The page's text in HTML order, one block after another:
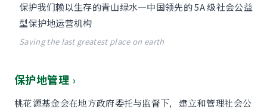
保护我们赖以生存的青山绿水—中国领先的 5A 级社会公益
型保护地运营机构
Saving the last greatest place on earth
保护地管理 ›
桃花源基金会在地方政府委托与监督下，建立和管理社会公